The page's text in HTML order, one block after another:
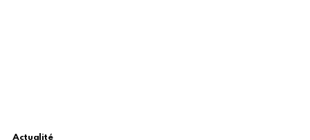
Actualité